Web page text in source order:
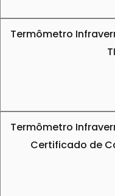
Termômetro
Termômetro
Certificado de